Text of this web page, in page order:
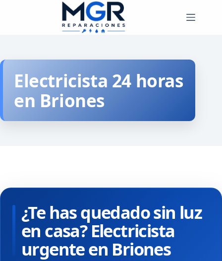
Electricista 24 horas
en Briones
¿Te has quedado sin luz
en casa? Electricista
urgente en Briones